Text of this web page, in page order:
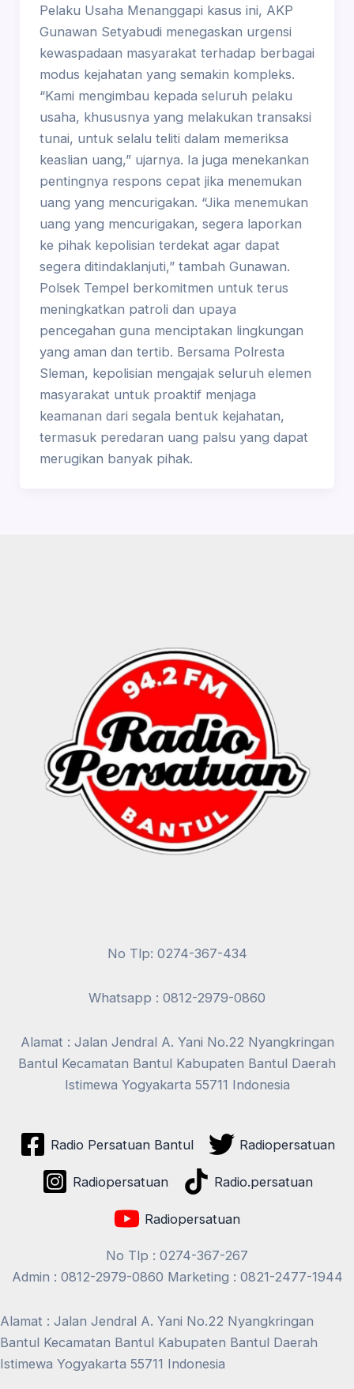
Pelaku Usaha Menanggapi kasus ini, AKP
Gunawan Setyabudi menegaskan urgensi
kewaspadaan masyarakat terhadap berbagai
modus kejahatan yang semakin kompleks.
“Kami mengimbau kepada seluruh pelaku
usaha, khususnya yang melakukan transaksi
tunai, untuk selalu teliti dalam memeriksa
keaslian uang,” ujarnya. Ia juga menekankan
pentingnya respons cepat jika menemukan
uang yang mencurigakan. “Jika menemukan
uang yang mencurigakan, segera laporkan
ke pihak kepolisian terdekat agar dapat
segera ditindaklanjuti,” tambah Gunawan.
Polsek Tempel berkomitmen untuk terus
meningkatkan patroli dan upaya
pencegahan guna menciptakan lingkungan
yang aman dan tertib. Bersama Polresta
Sleman, kepolisian mengajak seluruh elemen
masyarakat untuk proaktif menjaga
keamanan dari segala bentuk kejahatan,
termasuk peredaran uang palsu yang dapat
merugikan banyak pihak.
No Tlp: 0274-367-434
Whatsapp : 0812-2979-0860
Alamat : Jalan Jendral A. Yani No.22 Nyangkringan
Bantul Kecamatan Bantul Kabupaten Bantul Daerah
Istimewa Yogyakarta 55711 Indonesia
Radio Persatuan Bantul Radiopersatuan
Radiopersatuan Radio.persatuan
Radiopersatuan
No Tlp : 0274-367-267
Admin : 0812-2979-0860 Marketing : 0821-2477-1944
Alamat : Jalan Jendral A. Yani No.22 Nyangkringan
Bantul Kecamatan Bantul Kabupaten Bantul Daerah
Istimewa Yogyakarta 55711 Indonesia